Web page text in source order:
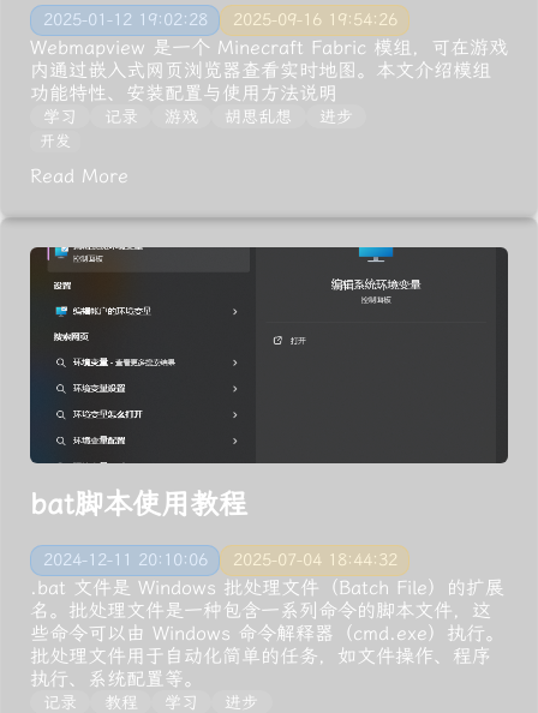
2025-01-12 19:02:28 2025-09-16 19:54:26
Webmapview 是一个 Minecraft Fabric 模组，可在游戏
内通过嵌入式网页浏览器查看实时地图。本文介绍模组
功能特性、安装配置与使用方法说明
学习 记录 游戏 胡思乱想 进步
开发
Read More
bat脚本使用教程
2024-12-11 20:10:06 2025-07-04 18:44:32
.bat 文件是 Windows 批处理文件（Batch File）的扩展
名。批处理文件是一种包含一系列命令的脚本文件，这
些命令可以由 Windows 命令解释器（cmd.exe）执行。
批处理文件用于自动化简单的任务，如文件操作、程序
执行、系统配置等。
记录 教程 学习 进步